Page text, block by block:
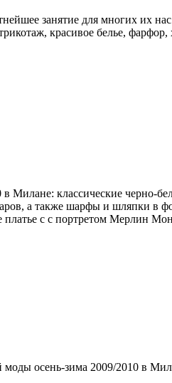
занятие для многих их
красивое белье,
Милане: классические черно-
а также шарфы и шляпки в
платье с с портретом Мерлин
осень-зима 2009/2010 в